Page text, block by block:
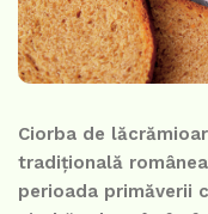
Ciorba de
tradițională
perioada primăverii